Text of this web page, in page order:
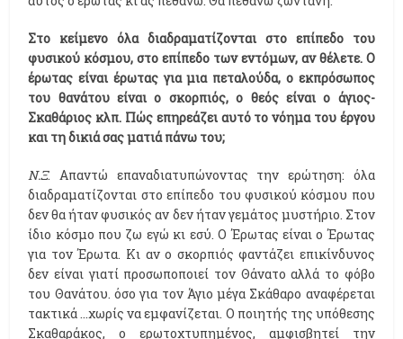
Στο κείμενο όλα διαδραματίζονται στο επίπεδο του
φυσικού κόσμου, στο επίπεδο των εντόμων, αν θέλετε. Ο
έρωτας είναι έρωτας για μια πεταλούδα, ο εκπρόσωπος
του θανάτου είναι ο σκορπιός, ο θεός είναι ο άγιος-
Σκαθάριος κλπ. Πώς επηρεάζει αυτό το νόημα του έργου
και τη δικιά σας ματιά πάνω του;
Ν.Ξ. Απαντώ επαναδιατυπώνοντας την ερώτηση: όλα
διαδραματίζονται στο επίπεδο του φυσικού κόσμου που
δεν θα ήταν φυσικός αν δεν ήταν γεμάτος μυστήριο. Στον
ίδιο κόσμο που ζω εγώ κι εσύ. Ο Έρωτας είναι ο Έρωτας
για τον Έρωτα. Κι αν ο σκορπιός φαντάζει επικίνδυνος
δεν είναι γιατί προσωποποιεί τον Θάνατο αλλά το φόβο
του Θανάτου. όσο για τον Άγιο μέγα Σκάθαρο αναφέρεται
τακτικά ...χωρίς να εμφανίζεται. Ο ποιητής της υπόθεσης
Σκαθαράκος, ο ερωτοχτυπημένος, αμφισβητεί την